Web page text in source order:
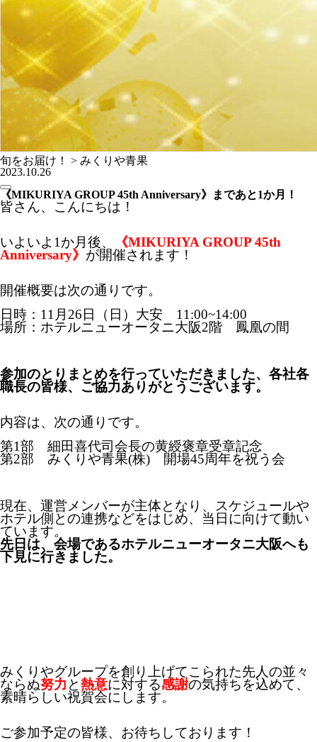
旬をお届け！ > みくりや青果
2023.10.26
《MIKURIYA GROUP 45th Anniversary》まであと1か月！
皆さん、こんにちは！
いよいよ1か月後、
《MIKURIYA GROUP 45th
Anniversary》 が開催されます！
開催概要は次の通りです。
日時：11月26日（日）大安 11:00~14:00
場所：ホテルニューオータニ大阪2階 鳳凰の間
参加のとりまとめを行っていただきました、各社各
職長の皆様、ご協力ありがとうございます。
内容は、次の通りです。
第1部 細田喜代司会長の黄綬褒章受章記念
第2部 みくりや青果(株) 開場45周年を祝う会
現在、運営メンバーが主体となり、スケジュールや
ホテル側との連携などをはじめ、当日に向けて動い
ています。
先日は、会場であるホテルニューオータニ大阪へも
下見に行きました。
みくりやグループを創り上げてこられた先人の並々
ならぬ努力 と熱意に対する感謝の気持ちを込めて、
素晴らしい祝賀会にします。
ご参加予定の皆様、お待ちしております！